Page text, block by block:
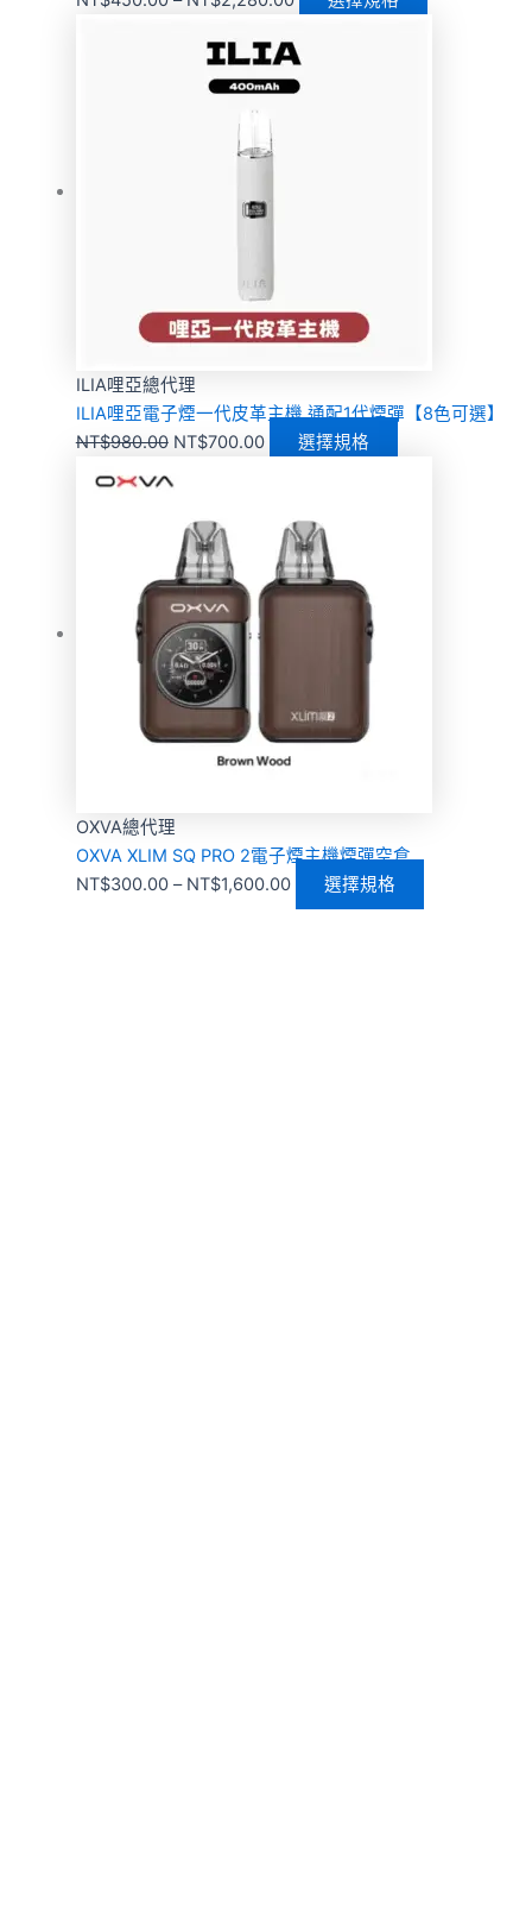
ILIA哩亞總代理
ILIA哩亞電子煙一代皮革主機 通配1代煙彈【8色可選】
NT$980.00 NT$700.00 選擇規格
OXVA總代理
OXVA XLIM SQ PRO 2電子煙主機煙彈空倉
NT$300.00 – NT$1,600.00 選擇規格